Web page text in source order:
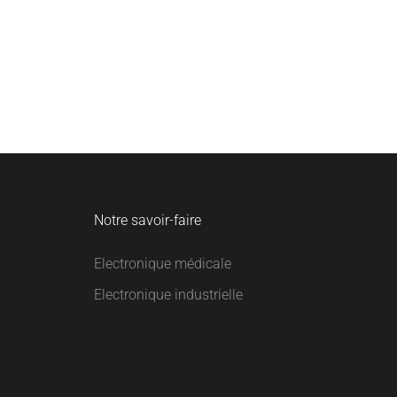
Notre savoir-faire
Electronique médicale
Electronique industrielle